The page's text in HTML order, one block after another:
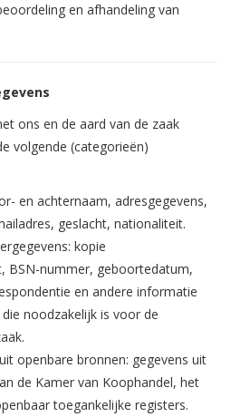
en afhandeling van
ons en de aard van de zaak
volgende (categorieën)
en achternaam, adresgegevens,
geslacht, nationaliteit.
kopie
BSN-nummer, geboortedatum,
en andere informatie
noodzakelijk is voor de
openbare bronnen: gegevens uit
de Kamer van Koophandel, het
toegankelijke registers.